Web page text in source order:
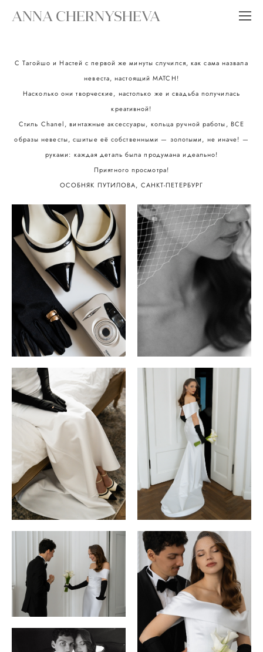
ANNA CHERNYSHEVA
С Тагойшо и Настей с первой же минуты случился, как сама назвала
невеста, настоящий MATCH!
Насколько они творческие, настолько же и свадьба получилась
креативной!
Стиль Chanel, винтажные аксессуары, кольца ручной работы, ВСЕ
образы невесты, сшитые её собственными — золотыми, не иначе! —
руками: каждая деталь была продумана идеально!
Приятного просмотра!
ОСОБНЯК ПУТИЛОВА, САНКТ-ПЕТЕРБУРГ